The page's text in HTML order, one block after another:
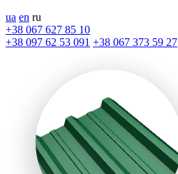
ua en ru
+38 067 627 85 10
+38 097 62 53 091 +38 067 373 59 27